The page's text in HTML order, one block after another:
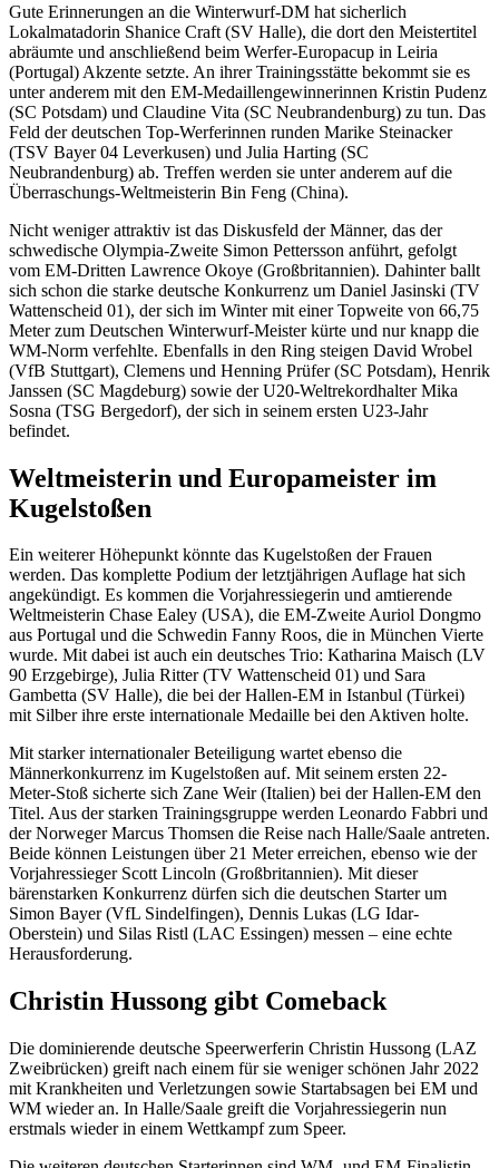
Gute Erinnerungen an die Winterwurf-DM hat sicherlich
Lokalmatadorin Shanice Craft (SV Halle), die dort den Meistertitel
abräumte und anschließend beim Werfer-Europacup in Leiria
(Portugal) Akzente setzte. An ihrer Trainingsstätte bekommt sie es
unter anderem mit den EM-Medaillengewinnerinnen Kristin Pudenz
(SC Potsdam) und Claudine Vita (SC Neubrandenburg) zu tun. Das
Feld der deutschen Top-Werferinnen runden Marike Steinacker
(TSV Bayer 04 Leverkusen) und Julia Harting (SC
Neubrandenburg) ab. Treffen werden sie unter anderem auf die
Überraschungs-Weltmeisterin Bin Feng (China).
Nicht weniger attraktiv ist das Diskusfeld der Männer, das der
schwedische Olympia-Zweite Simon Pettersson anführt, gefolgt
vom EM-Dritten Lawrence Okoye (Großbritannien). Dahinter ballt
sich schon die starke deutsche Konkurrenz um Daniel Jasinski (TV
Wattenscheid 01), der sich im Winter mit einer Topweite von 66,75
Meter zum Deutschen Winterwurf-Meister kürte und nur knapp die
WM-Norm verfehlte. Ebenfalls in den Ring steigen David Wrobel
(VfB Stuttgart), Clemens und Henning Prüfer (SC Potsdam), Henrik
Janssen (SC Magdeburg) sowie der U20-Weltrekordhalter Mika
Sosna (TSG Bergedorf), der sich in seinem ersten U23-Jahr
befindet.
Weltmeisterin und Europameister im
Kugelstoßen
Ein weiterer Höhepunkt könnte das Kugelstoßen der Frauen
werden. Das komplette Podium der letztjährigen Auflage hat sich
angekündigt. Es kommen die Vorjahressiegerin und amtierende
Weltmeisterin Chase Ealey (USA), die EM-Zweite Auriol Dongmo
aus Portugal und die Schwedin Fanny Roos, die in München Vierte
wurde. Mit dabei ist auch ein deutsches Trio: Katharina Maisch (LV
90 Erzgebirge), Julia Ritter (TV Wattenscheid 01) und Sara
Gambetta (SV Halle), die bei der Hallen-EM in Istanbul (Türkei)
mit Silber ihre erste internationale Medaille bei den Aktiven holte.
Mit starker internationaler Beteiligung wartet ebenso die
Männerkonkurrenz im Kugelstoßen auf. Mit seinem ersten 22-
Meter-Stoß sicherte sich Zane Weir (Italien) bei der Hallen-EM den
Titel. Aus der starken Trainingsgruppe werden Leonardo Fabbri und
der Norweger Marcus Thomsen die Reise nach Halle/Saale antreten.
Beide können Leistungen über 21 Meter erreichen, ebenso wie der
Vorjahressieger Scott Lincoln (Großbritannien). Mit dieser
bärenstarken Konkurrenz dürfen sich die deutschen Starter um
Simon Bayer (VfL Sindelfingen), Dennis Lukas (LG Idar-
Oberstein) und Silas Ristl (LAC Essingen) messen – eine echte
Herausforderung.
Christin Hussong gibt Comeback
Die dominierende deutsche Speerwerferin Christin Hussong (LAZ
Zweibrücken) greift nach einem für sie weniger schönen Jahr 2022
mit Krankheiten und Verletzungen sowie Startabsagen bei EM und
WM wieder an. In Halle/Saale greift die Vorjahressiegerin nun
erstmals wieder in einem Wettkampf zum Speer.